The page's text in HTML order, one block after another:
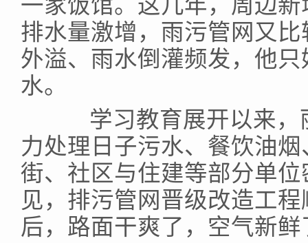
排水量激增，雨污管网又
外溢、雨水倒灌频发，他
水。
学习教育展开以来，
力处理日子污水、餐饮油
街、社区与住建等部分单
见，排污管网晋级改造工
后，路面干爽了，空气新